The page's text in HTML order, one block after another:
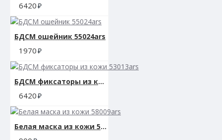
6420
БДСМ ошейник 55024ars
1970
БДСМ фиксаторы из кожи 53013ars
6420
Белая маска из кожи 58009ars